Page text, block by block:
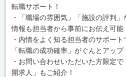
転職サポート！
・「職場の雰囲気」「施設の評判
情報も担当者から事前にお伝え可能
・内情をよく知る担当者のサポー
「転職の成功確率」がぐんとアップ
・お問い合わせいただいた方限定
開求人」もご紹介！